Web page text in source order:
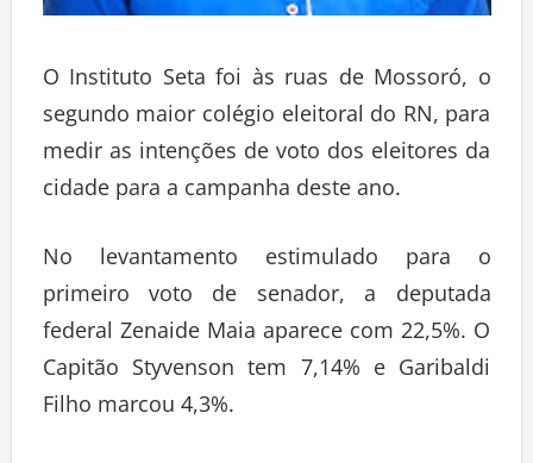
O Instituto Seta foi às ruas de Mossoró, o
segundo maior colégio eleitoral do RN, para
medir as intenções de voto dos eleitores da
cidade para a campanha deste ano.
No levantamento estimulado para o
primeiro voto de senador, a deputada
federal Zenaide Maia aparece com 22,5%. O
Capitão Styvenson tem 7,14% e Garibaldi
Filho marcou 4,3%.